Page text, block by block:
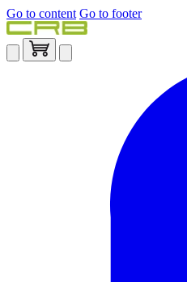
Go to content Go to footer